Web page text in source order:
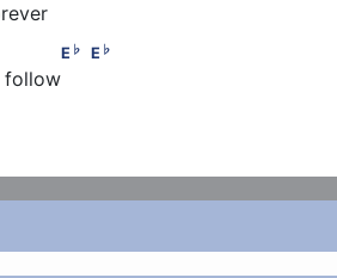
E ♭
E ♭ E ♭
follow